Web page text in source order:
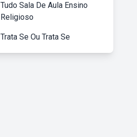
Tudo Sala De Aula Ensino
Religioso
Trata Se Ou Trata Se